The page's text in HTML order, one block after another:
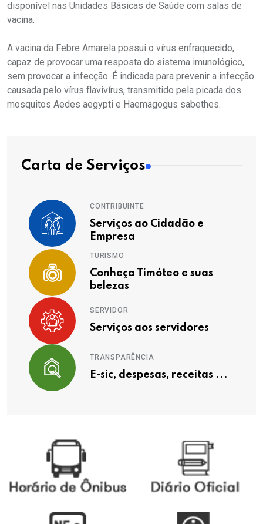
disponível nas Unidades Básicas de Saúde com salas de
vacina.
A vacina da Febre Amarela possui o vírus enfraquecido,
capaz de provocar uma resposta do sistema imunológico,
sem provocar a infecção. É indicada para prevenir a infecção
causada pelo vírus flavivírus, transmitido pela picada dos
mosquitos Aedes aegypti e Haemagogus sabethes.
Carta de Serviços
CONTRIBUINTE
Serviços ao Cidadão e
Empresa
TURISMO
Conheça Timóteo e suas
belezas
SERVIDOR
Serviços aos servidores
TRANSPARÊNCIA
E-sic, despesas, receitas ...